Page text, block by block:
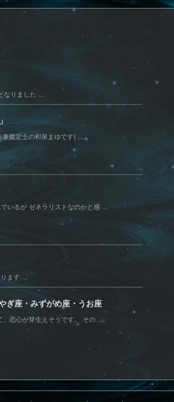
なりました ...
鑑定士の和泉まゆです( ...
いるが ゼネラリストなのかと感 ...
ます ...
座・みずがめ座・うお座
、恋心が芽生えそうです。 その ...